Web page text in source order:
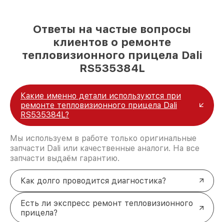
Ответы на частые вопросы
клиентов о ремонте
тепловизионного прицела Dali
RS535384L
Какие именно детали используются при
ремонте тепловизионного прицела Dali
RS535384L?
Мы используем в работе только оригинальные
запчасти Dali или качественные аналоги. На все
запчасти выдаём гарантию.
Как долго проводится диагностика?
Есть ли экспресс ремонт тепловизионного
прицела?